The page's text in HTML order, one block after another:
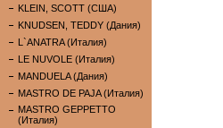
KLEIN, SCOTT (США)
KNUDSEN, TEDDY (Дания)
L`ANATRA (Италия)
LE NUVOLE (Италия)
MANDUELA (Дания)
MASTRO DE PAJA (Италия)
MASTRO GEPPETTO
(Италия)